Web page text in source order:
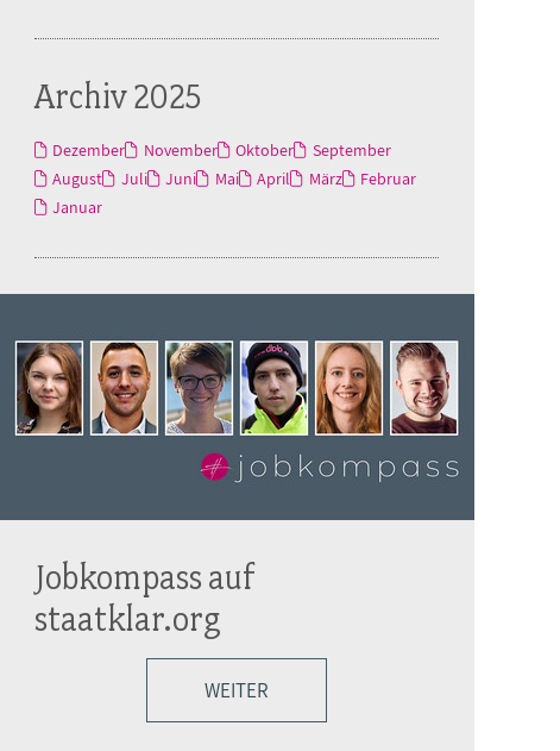
Archiv 2025
Dezember November Oktober
September
August
Juli Juni Mai April März
Februar
Januar
Jobkompass auf
staatklar.org
WEITER